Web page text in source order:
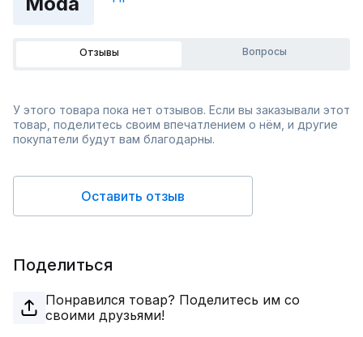
Отзывы Вопросы
У этого товара пока нет отзывов. Если вы заказывали этот
товар, поделитесь своим впечатлением о нём, и другие
покупатели будут вам благодарны.
Оставить отзыв
Поделиться
Понравился товар? Поделитесь им со
своими друзьями!